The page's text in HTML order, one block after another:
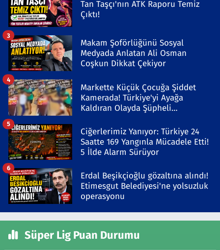
Tan Taşçı'nın ATK Raporu Temiz
Çıktı!
Makam Şoförlüğünü Sosyal
Medyada Anlatan Ali Osman
Coşkun Dikkat Çekiyor
3
Markette Küçük Çocuğa Şiddet
Kamerada! Türkiye'yi Ayağa
Kaldıran Olayda Şüpheli
4
Ciğerlerimiz Yanıyor: Türkiye 24
Saatte 169 Yangınla Mücadele Etti!
5 İlde Alarm Sürüyor
5
Erdal Beşikçioğlu gözaltına alındı!
Etimesgut Belediyesi'ne yolsuzluk
operasyonu
6
Süper Lig Puan Durumu